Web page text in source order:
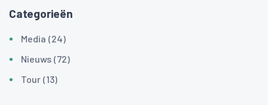
Categorieën
Media (24)
Nieuws (72)
Tour (13)